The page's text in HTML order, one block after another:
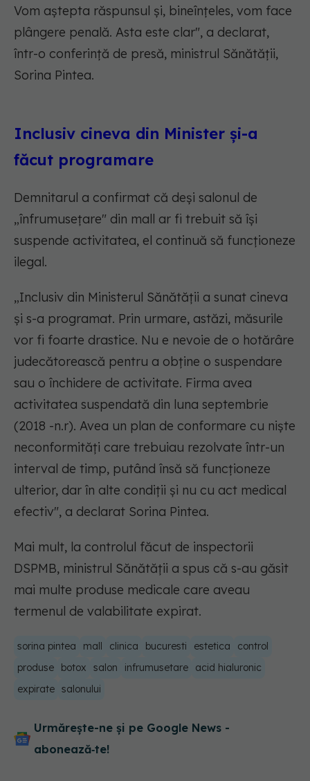
Vom aștepta răspunsul și, bineînțeles, vom face
plângere penală. Asta este clar", a declarat,
într-o conferință de presă, ministrul Sănătății,
Sorina Pintea.
Inclusiv cineva din Minister și-a
făcut programare
Demnitarul a confirmat că deși salonul de
„înfrumusețare" din mall ar fi trebuit să își
suspende activitatea, el continuă să funcționeze
ilegal.
„Inclusiv din Ministerul Sănătății a sunat cineva
și s-a programat. Prin urmare, astăzi, măsurile
vor fi foarte drastice. Nu e nevoie de o hotărâre
judecătorească pentru a obține o suspendare
sau o închidere de activitate. Firma avea
activitatea suspendată din luna septembrie
(2018 -n.r). Avea un plan de conformare cu niște
neconformități care trebuiau rezolvate într-un
interval de timp, putând însă să funcționeze
ulterior, dar în alte condiții și nu cu act medical
efectiv", a declarat Sorina Pintea.
Mai mult, la controlul făcut de inspectorii
DSPMB, ministrul Sănătății a spus că s-au găsit
mai multe produse medicale care aveau
termenul de valabilitate expirat.
sorina pintea mall clinica bucuresti estetica
control
produse
botox salon infrumusetare
acid hialuronic
expirate salonului
Urmărește-ne și pe Google News -
abonează‑te!